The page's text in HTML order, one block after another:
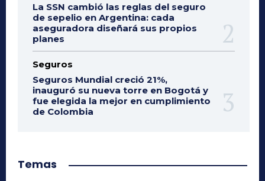
La SSN cambió las reglas del seguro
de sepelio en Argentina: cada
aseguradora diseñará sus propios
planes
Seguros
Seguros Mundial creció 21%,
inauguró su nueva torre en Bogotá y
fue elegida la mejor en cumplimiento
de Colombia
Temas